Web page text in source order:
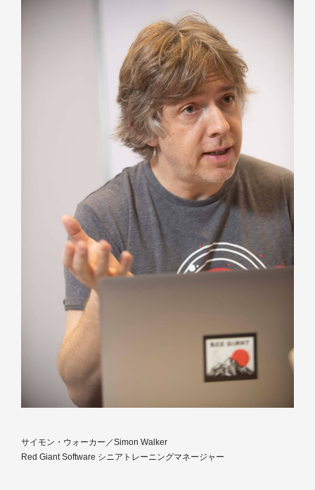
サイモン・ウォーカー／Simon Walker
Red Giant Software シニアトレーニングマネージャー